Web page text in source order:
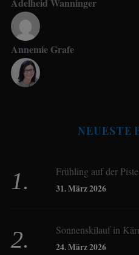
Annemie Grafe
Birgit Werner
Christoph Schrahe
NEUESTE
Frühling auf der Piste
31. März 2026
Sonnenskilauf in
24. März 2026